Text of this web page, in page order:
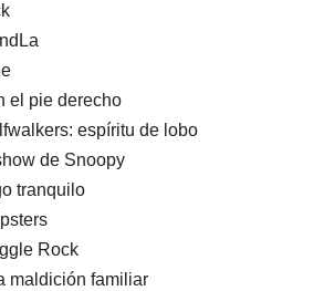
el pie derecho
espíritu de lobo
de Snoopy
tranquilo
Rock
maldición familiar